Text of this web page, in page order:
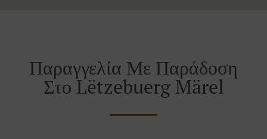
Παραγγελία Με Παράδοση
Στο Lëtzebuerg Märel